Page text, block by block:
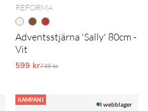
REFORMA
Adventsstjärna 'Sally' 80cm -
Vit
599 krOrdinarie pris:
749 kr
KAMPANJ
I webblager